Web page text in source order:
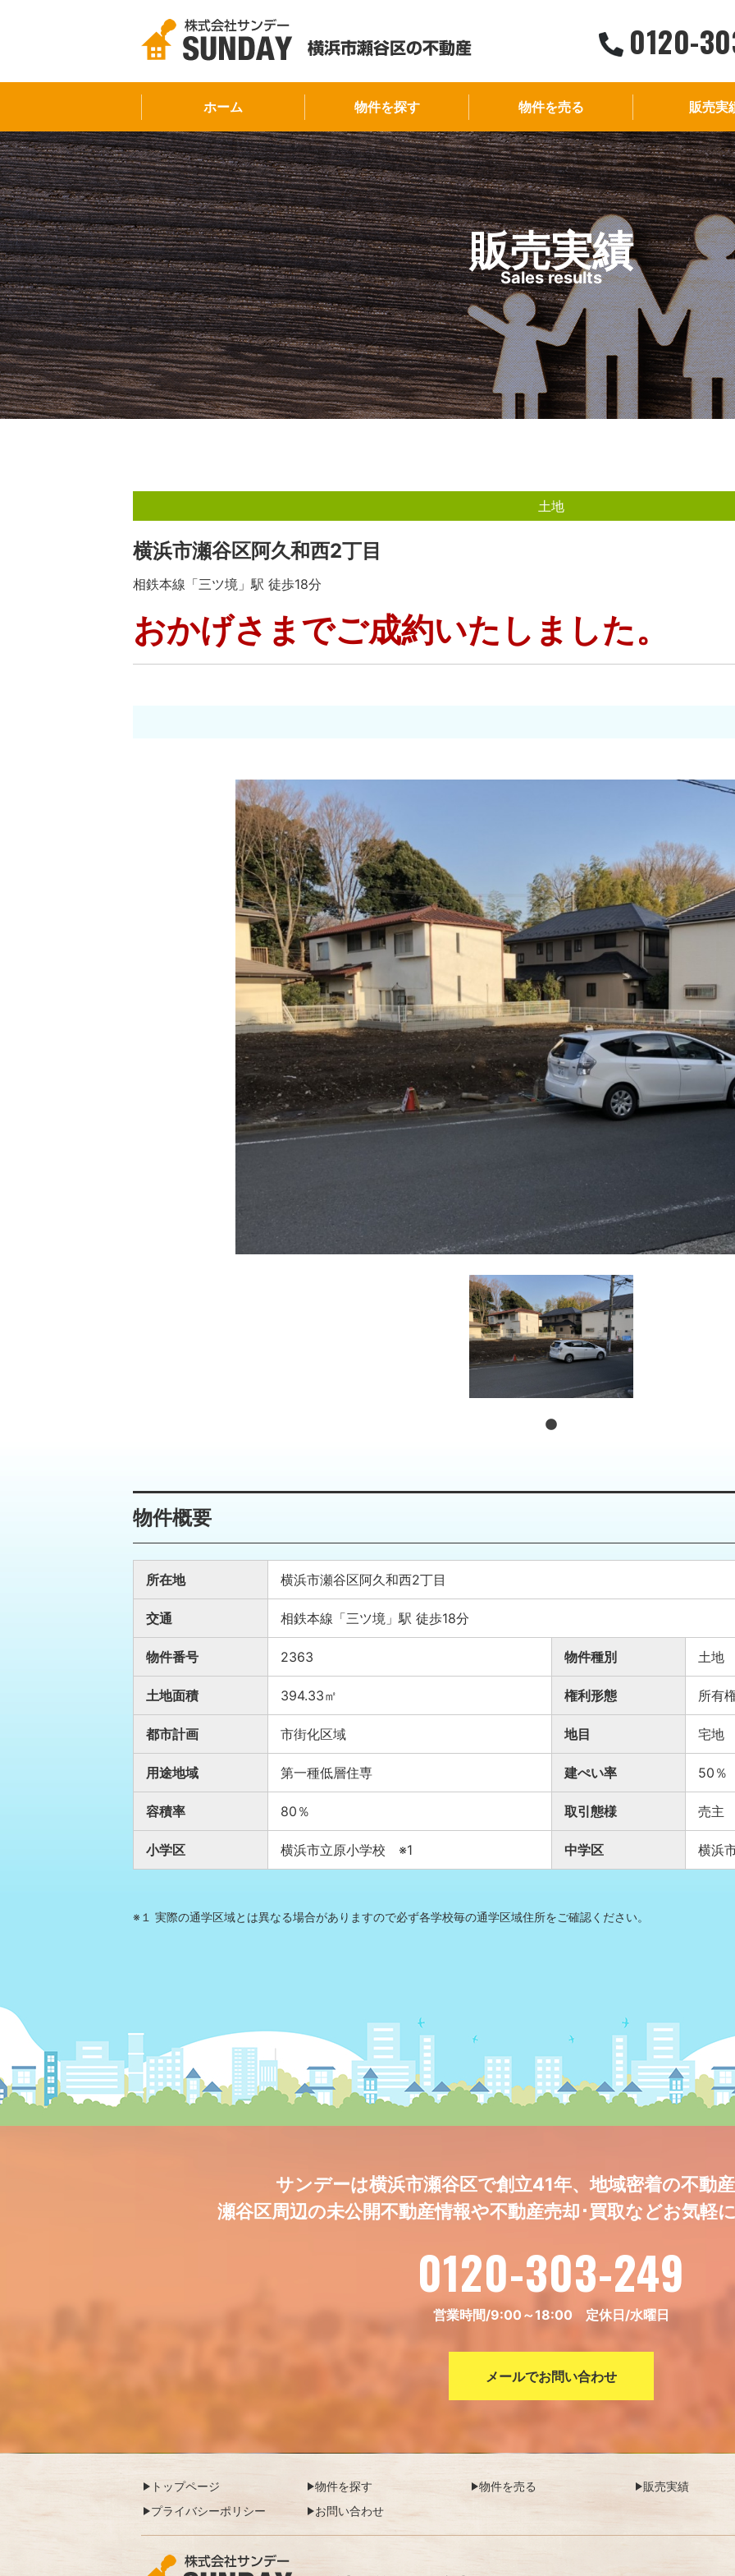
0120-
ホーム 物件を探す 物件を売る 販売実
販売実績
Sales results
土地
横浜市瀬谷区阿久和西2丁目
相鉄本線「三ツ境」駅 徒歩18分
おかげさまでご成約いたしました。
物件概要
所在地 横浜市瀬谷区阿久和西2丁目
交通 相鉄本線「三ツ境」駅 徒歩18分
物件番号 2363 物件種別 土地
土地面積 394.33㎡ 権利形態 所有
都市計画 市街化区域 地目 宅地
用途地域 第一種低層住専 建ぺい率 50％
容積率 80％ 取引態様 売主
小学区 横浜市立原小学校 ※1 中学区 横浜
※１ 実際の通学区域とは異なる場合がありますので必ず各学校毎の通学区域住所をご確認ください。
サンデーは横浜市瀬谷区で創立41年、地域密着の不動
瀬谷区周辺の未公開不動産情報や不動産売却･買取などお気軽
0120-303-249
営業時間/9:00～18:00 定休日/水曜日
メールでお問い合わせ
トップページ 物件を探す 物件を売る
販売実績
プライバシーポリシー
お問い合わせ